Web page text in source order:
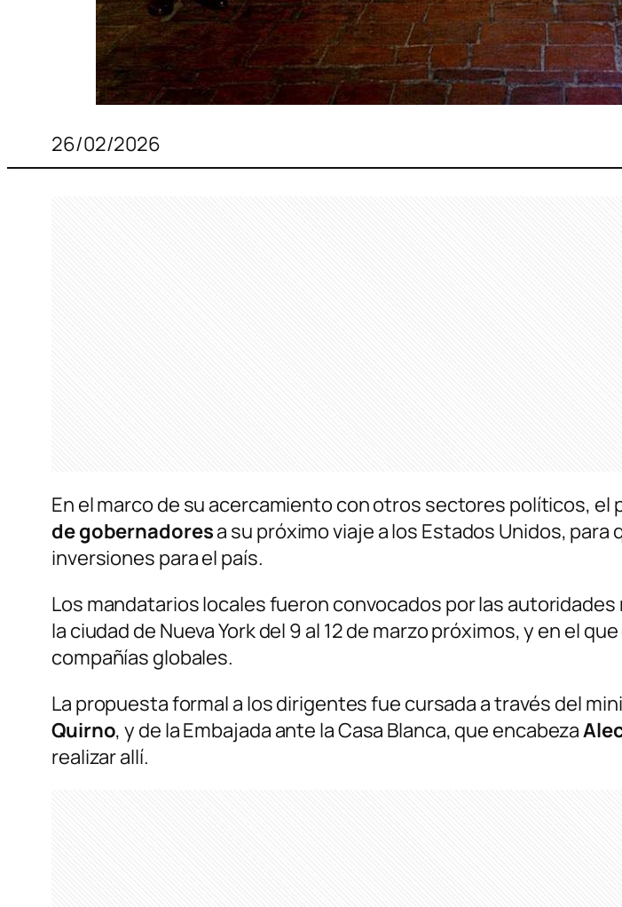
26/02/2026
En el marco de su acercamiento con otros sectores políticos, el
de gobernadoresa su próximo viaje a los Estados Unidos,
inversiones para el país.
Los mandatarios locales fueron convocados por las
la ciudad de Nueva York del 9 al 12 de marzo próximos, y en el
compañías globales.
La propuesta formal a los dirigentes fue cursada a través del
Quirno, y de la Embajada ante la Casa Blanca, que encabeza
realizar allí.